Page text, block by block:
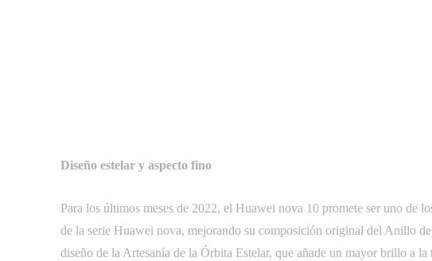
Diseño estelar y aspecto fino
Para los últimos meses de 2022, el Huawei nova 10 promete ser uno de
de la serie Huawei nova, mejorando su composición original del Anillo
diseño de la Artesanía de la Órbita Estelar, que añade un mayor brillo a